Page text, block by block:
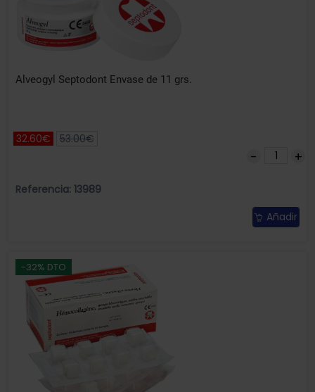
Alveogyl Septodont Envase de 11 grs.
32.60€ 53.00€
Referencia: 13989
Añadir
-32% DTO